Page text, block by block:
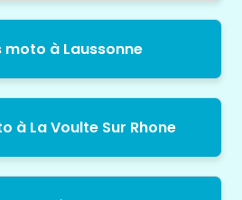
moto à Laussonne
à La Voulte Sur Rhone